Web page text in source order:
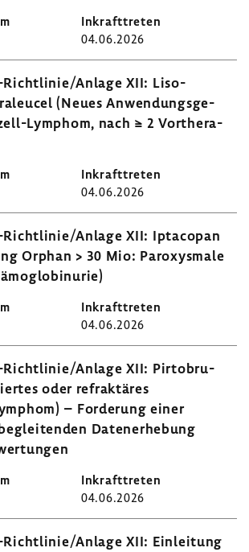
04.06.2026
Anlage XII: Liso­
(Neues Anwen­dungs­ge­
​Lymphom, nach ≥ 2 Vorthe­ra­
04.06.2026
Anlage XII: Ipta­copan
Orphan > 30 Mio: Paroxys­male
04.06.2026
Anlage XII: Pirto­bru­
oder refrak­täres
– Forde­rung einer
Daten­er­he­bung
04.06.2026
Anlage XII: Einlei­tung